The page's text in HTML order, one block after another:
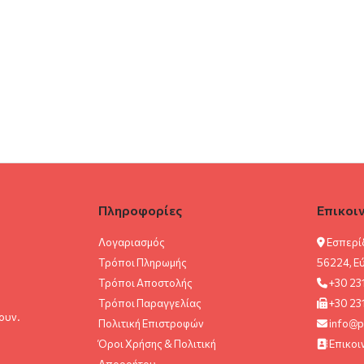
Πληροφορίες
Λογαριασμός
Τρόποι Πληρωμής
Τρόποι Αποστολής
Τρόποι Παραγγελίας
Πολιτική Επιστροφών
Όροι Χρήσης & Πολιτική
56224,
+30
+30